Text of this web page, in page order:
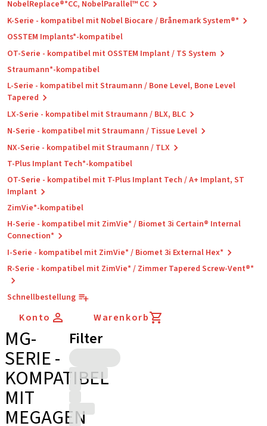
NobelReplace®*CC, NobelParallel™ CC
K-Serie - kompatibel mit Nobel Biocare / Brånemark System®*
OSSTEM Implants*-kompatibel
OT-Serie - kompatibel mit OSSTEM Implant / TS System
Straumann*-kompatibel
L-Serie - kompatibel mit Straumann / Bone Level, Bone Level
Tapered
LX-Serie - kompatibel mit Straumann / BLX, BLC
N-Serie - kompatibel mit Straumann / Tissue Level
NX-Serie - kompatibel mit Straumann / TLX
T-Plus Implant Tech*-kompatibel
OT-Serie - kompatibel mit T-Plus Implant Tech / A+ Implant, ST
Implant
ZimVie*-kompatibel
H-Serie - kompatibel mit ZimVie* / Biomet 3i Certain® Internal
Connection*
I-Serie - kompatibel mit ZimVie* / Biomet 3i External Hex*
R-Serie - kompatibel mit ZimVie* / Zimmer Tapered Screw-Vent®*
Schnellbestellung
Konto Warenkorb
MG-
SERIE -
KOMPATIBEL
MIT
MEGAGEN
Filter